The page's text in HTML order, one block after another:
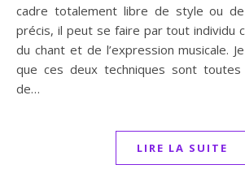
cadre totalement libre de style ou
précis, il peut se faire par tout individu
du chant et de l’expression musicale.
que ces deux techniques sont toutes
de…
LIRE LA SUITE